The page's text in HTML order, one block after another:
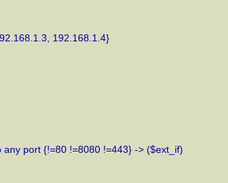
192.168.1.4}
port {!=80 !=8080 !=443} -> ($ext_if)